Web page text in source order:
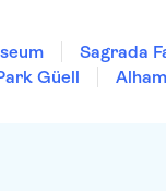
Sagrada
Güell